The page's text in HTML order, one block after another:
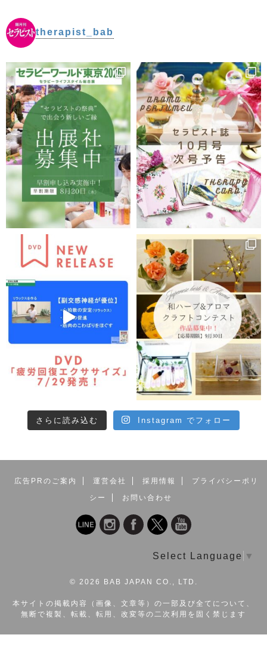
therapist_bab
さらに読み込む Instagram でフォロー
広告PRのご案内 運営会社 採用情報
プライバシーポリ
シー
お問い合わせ
Select Language ▼
© 2026 BAB JAPAN CO., LTD.
本サイトの掲載内容（画像、文章等）の一部及び全てについて、
無断で複製、転載、転用、改変等の二次利用を固く禁じます